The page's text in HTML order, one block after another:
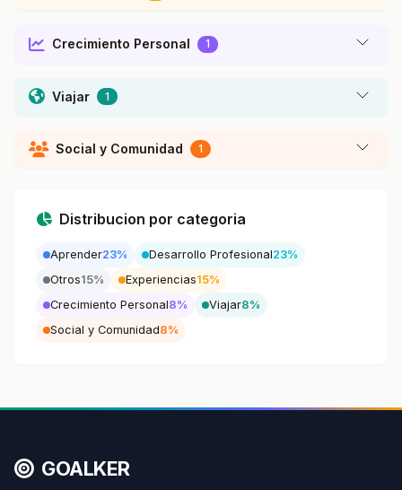
Crecimiento Personal 1
Viajar 1
Social y Comunidad 1
Distribucion por categoria
Aprender23% Desarrollo Profesional23%
Otros15% Experiencias15%
Crecimiento Personal8% Viajar8%
Social y Comunidad8%
GOALKER